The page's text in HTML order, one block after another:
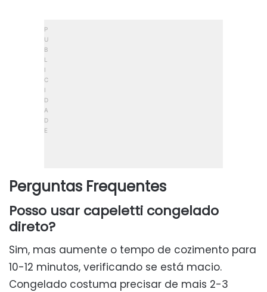
Perguntas Frequentes
Posso usar capeletti congelado
direto?
Sim, mas aumente o tempo de cozimento para
10-12 minutos, verificando se está macio.
Congelado costuma precisar de mais 2-3